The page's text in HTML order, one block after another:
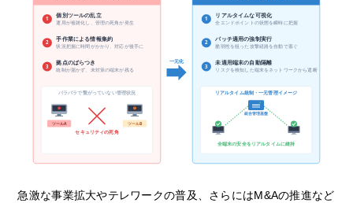
1
個別ツールの乱立
運用が複雑化し、管理の死角が発生
2
手作業による情報集約
状況把握に時間がかかり、対応が後手に
3
拠点のばらつき
統制が届かず、未対策の端末が残る
バラバラで繋がっていない管理状況
ツールA ツールB
セキュリティの死角
一元化
1
リアルタイムな可視化
全エンドポイントの状態を瞬時に把握
2
パッチ適用の強制実行
脆弱性を狙った攻撃経路を自動で塞ぐ
3
未適用端末の自動隔離
リスクを検知した端末をネットワークから遮断
リアルタイム統制・一元管理イメージ
統合管理基盤
全端末の安全をリアルタイムに維持
急激な事業拡大やテレワークの普及、さらにはM&Aの推進など